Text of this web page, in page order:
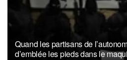
Quand les partisans de
d’emblée les pieds dans le